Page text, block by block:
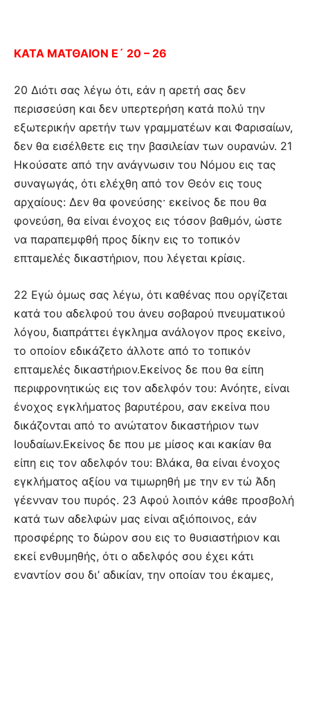
ΚΑΤΑ ΜΑΤΘΑΙΟΝ Ε´ 20 – 26
20 Διότι σας λέγω ότι, εάν η αρετή σας δεν
περισσεύση και δεν υπερτερήση κατά πολύ την
εξωτερικήν αρετήν των γραμματέων και Φαρισαίων,
δεν θα εισέλθετε εις την βασιλείαν των ουρανών. 21
Ηκούσατε από την ανάγνωσιν του Νόμου εις τας
συναγωγάς, ότι ελέχθη από τον Θεόν εις τους
αρχαίους: Δεν θα φονεύσης· εκείνος δε που θα
φονεύση, θα είναι ένοχος εις τόσον βαθμόν, ώστε
να παραπεμφθή προς δίκην εις το τοπικόν
επταμελές δικαστήριον, που λέγεται κρίσις.
22 Εγώ όμως σας λέγω, ότι καθένας που οργίζεται
κατά του αδελφού του άνευ σοβαρού πνευματικού
λόγου, διαπράττει έγκλημα ανάλογον προς εκείνο,
το οποίον εδικάζετο άλλοτε από το τοπικόν
επταμελές δικαστήριον.Εκείνος δε που θα είπη
περιφρονητικώς εις τον αδελφόν του: Ανόητε, είναι
ένοχος εγκλήματος βαρυτέρου, σαν εκείνα που
δικάζονται από το ανώτατον δικαστήριον των
Ιουδαίων.Εκείνος δε που με μίσος και κακίαν θα
είπη εις τον αδελφόν του: Βλάκα, θα είναι ένοχος
εγκλήματος αξίου να τιμωρηθή με την εν τώ Άδη
γέενναν του πυρός. 23 Αφού λοιπόν κάθε προσβολή
κατά των αδελφών μας είναι αξιόποινος, εάν
προσφέρης το δώρον σου εις το θυσιαστήριον και
εκεί ενθυμηθής, ότι ο αδελφός σου έχει κάτι
εναντίον σου δι’ αδικίαν, την οποίαν του έκαμες,